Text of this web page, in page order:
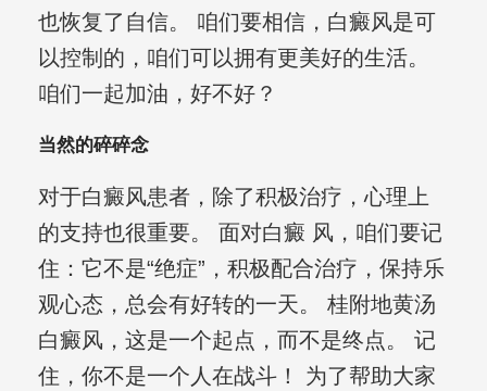
也恢复了自信。 咱们要相信，白癜风是可
以控制的，咱们可以拥有更美好的生活。
咱们一起加油，好不好？
当然的碎碎念
对于白癜风患者，除了积极治疗，心理上
的支持也很重要。 面对白癜 风，咱们要记
住：它不是“绝症”，积极配合治疗，保持乐
观心态，总会有好转的一天。 桂附地黄汤
白癜风，这是一个起点，而不是终点。 记
住，你不是一个人在战斗！ 为了帮助大家